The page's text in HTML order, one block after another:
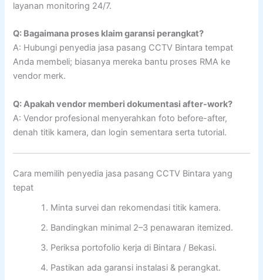
layanan monitoring 24/7.
Q: Bagaimana proses klaim garansi perangkat?
A: Hubungi penyedia jasa pasang CCTV Bintara tempat
Anda membeli; biasanya mereka bantu proses RMA ke
vendor merk.
Q: Apakah vendor memberi dokumentasi after-work?
A: Vendor profesional menyerahkan foto before-after,
denah titik kamera, dan login sementara serta tutorial.
Cara memilih penyedia jasa pasang CCTV Bintara yang
tepat
Minta survei dan rekomendasi titik kamera.
Bandingkan minimal 2–3 penawaran itemized.
Periksa portofolio kerja di Bintara / Bekasi.
Pastikan ada garansi instalasi & perangkat.